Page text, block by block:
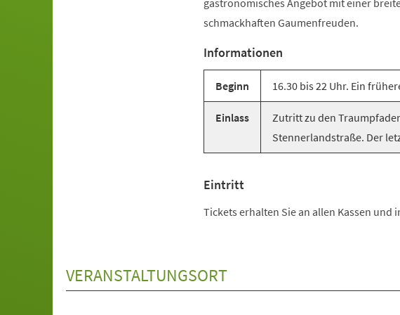
gastronomisches Angebot mit einer
schmackhaften Gaumenfreuden.
Informationen
Beginn 16.30 bis 22 Uhr. Ein
Einlass
Zutritt zu den
Stennerlandstraße. Der
Eintritt
Tickets erhalten Sie an allen Kassen und
VERANSTALTUNGSORT